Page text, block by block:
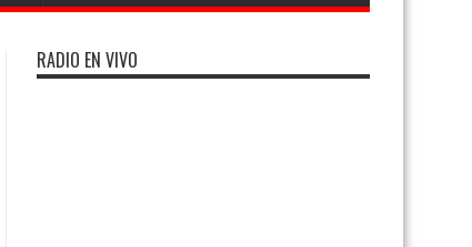
RADIO EN VIVO